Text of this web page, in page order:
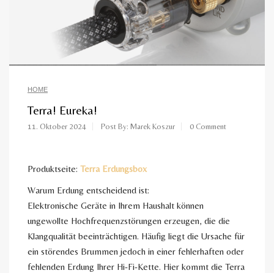
HOME
Terra! Eureka!
11. Oktober 2024 Post By: Marek Koszur 0 Comment
Produktseite: Terra Erdungsbox
Warum Erdung entscheidend ist:
Elektronische Geräte in Ihrem Haushalt können
ungewollte Hochfrequenzstörungen erzeugen, die die
Klangqualität beeinträchtigen. Häufig liegt die Ursache für
ein störendes Brummen jedoch in einer fehlerhaften oder
fehlenden Erdung Ihrer Hi-Fi-Kette. Hier kommt die Terra